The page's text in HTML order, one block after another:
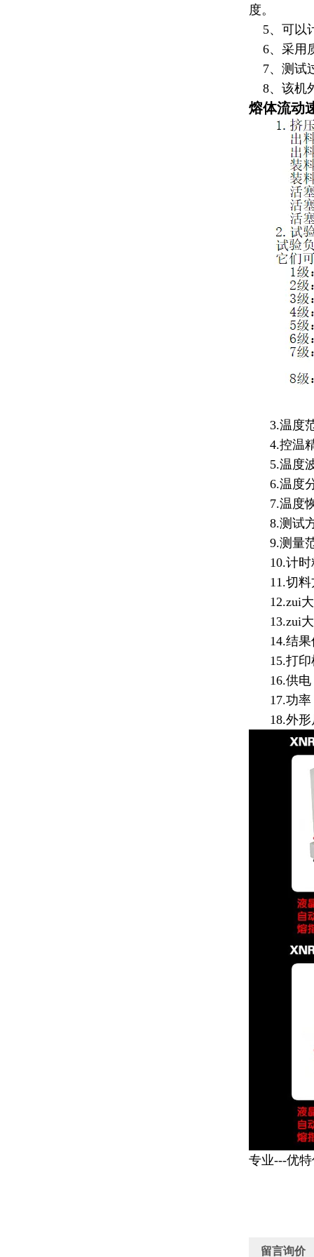
度。
5、可以
6、采用
7、测试
8、该机
熔体流动
3.温度范
4.控温
5.温度
6.温度
7.温度恢
8.测试方
9.测量范
10.计时
11.切料
12.zui大
13.zui大
14.结果
15.打印
16.供电
17.功率
18.外形
专业---优
留言询价